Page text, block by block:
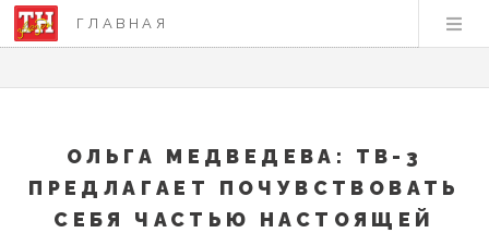
ГЛАВНАЯ
ОЛЬГА МЕДВЕДЕВА: ТВ-3
ПРЕДЛАГАЕТ ПОЧУВСТВОВАТЬ
СЕБЯ ЧАСТЬЮ НАСТОЯЩЕЙ